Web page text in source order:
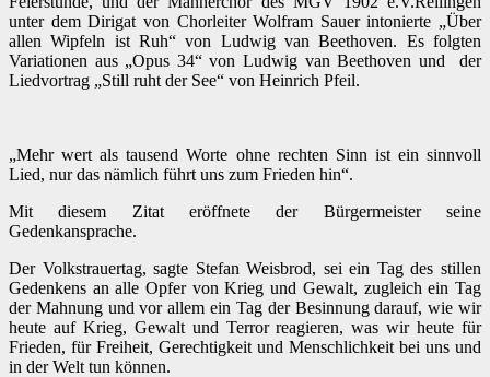
unter dem Dirigat von Chorleiter Wolfram Sauer intonierte „Über
allen Wipfeln ist Ruh“ von Ludwig van Beethoven. Es folgten
Variationen aus „Opus 34“ von Ludwig van Beethoven und der
Liedvortrag „Still ruht der See“ von Heinrich Pfeil.
„Mehr wert als tausend Worte ohne rechten Sinn ist ein sinnvoll
Lied, nur das nämlich führt uns zum Frieden hin“.
Mit diesem Zitat eröffnete der Bürgermeister seine
Gedenkansprache.
Der Volkstrauertag, sagte Stefan Weisbrod, sei ein Tag des stillen
Gedenkens an alle Opfer von Krieg und Gewalt, zugleich ein Tag
der Mahnung und vor allem ein Tag der Besinnung darauf, wie wir
heute auf Krieg, Gewalt und Terror reagieren, was wir heute für
Frieden, für Freiheit, Gerechtigkeit und Menschlichkeit bei uns und
in der Welt tun können.